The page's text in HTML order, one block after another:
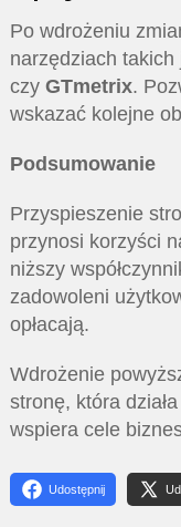
Po wdrożeniu
narzędziach takich
czy GTmetrix.
wskazać kolejne
Podsumowanie
Przyspieszenie
przynosi korzyści
niższy
zadowoleni
opłacają.
Wdrożenie
stronę, która
wspiera cele
Udostępnij